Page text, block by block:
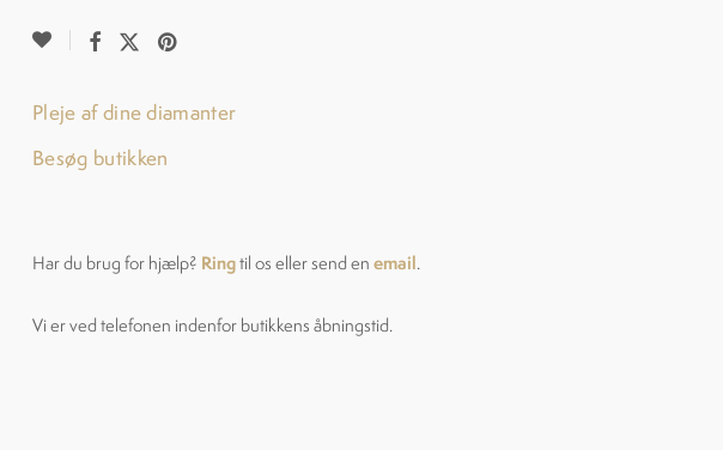
Pleje af dine diamanter
Besøg butikken
Har du brug for hjælp? Ringtil os eller send en email.
Vi er ved telefonen indenfor butikkens åbningstid.